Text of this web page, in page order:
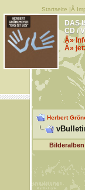
Startseite |Â
DAS
CD /
Â»
Â»
Herbert
Bilderalben